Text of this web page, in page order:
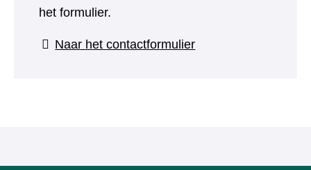
het formulier.
Naar het contactformulier(verwijst